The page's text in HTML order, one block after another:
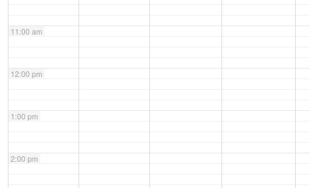
11:00 am
12:00 pm
1:00 pm
2:00 pm